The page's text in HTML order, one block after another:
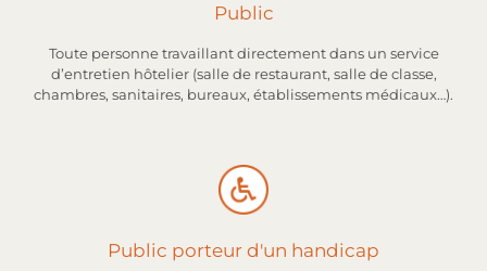
Public
Toute personne travaillant directement dans un service
d’entretien hôtelier (salle de restaurant, salle de classe,
chambres, sanitaires, bureaux, établissements médicaux…).
Public porteur d'un handicap